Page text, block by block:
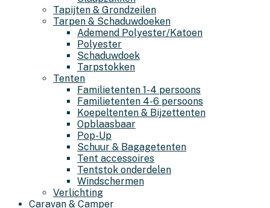
Tapijten & Grondzeilen
Tarpen & Schaduwdoeken
Ademend Polyester/Katoen
Polyester
Schaduwdoek
Tarpstokken
Tenten
Familietenten 1-4 persoons
Familietenten 4-6 persoons
Koepeltenten & Bijzettenten
Opblaasbaar
Pop-Up
Schuur & Bagagetenten
Tent accessoires
Tentstok onderdelen
Windschermen
Verlichting
Caravan & Camper